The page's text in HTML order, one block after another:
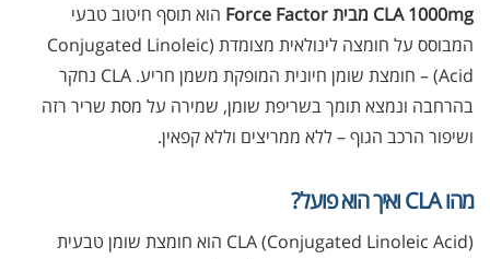
CLA 1000mg מבית Force Factor
הוא תוסף חיטוב טבעי
המבוסס על חומצה לינולאית מצומדת (Conjugated Linoleic
Acid) – חומצת שומן חיונית המופקת משמן חריע. CLA נחקר
בהרחבה ונמצא תומך בשריפת שומן, שמירה על מסת שריר רזה
ושיפור הרכב הגוף – ללא ממריצים וללא קפאין.
מהו CLA ואיך הוא פועל?
CLA (Conjugated Linoleic Acid) הוא חומצת שומן טבעית